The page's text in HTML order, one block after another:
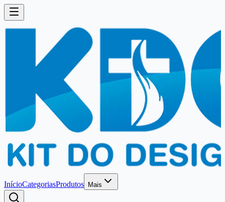
InícioCategoriasProdutos Mais